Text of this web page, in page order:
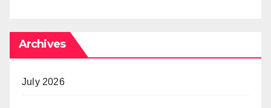
Archives
July 2026